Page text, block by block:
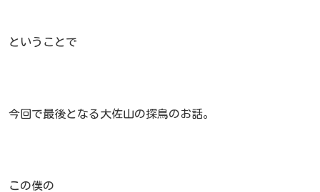
ということで
今回で最後となる大佐山の探鳥のお話。
この僕の